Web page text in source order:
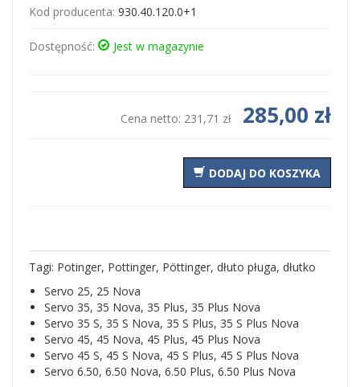
Kod producenta: 930.40.120.0+1
Dostępność: Jest w magazynie
Cena netto: 231,71 zł 285,00 zł
DODAJ DO KOSZYKA
Tagi: Potinger, Pottinger, Pöttinger, dłuto pługa, dłutko
Servo 25, 25 Nova
Servo 35, 35 Nova, 35 Plus, 35 Plus Nova
Servo 35 S, 35 S Nova, 35 S Plus, 35 S Plus Nova
Servo 45, 45 Nova, 45 Plus, 45 Plus Nova
Servo 45 S, 45 S Nova, 45 S Plus, 45 S Plus Nova
Servo 6.50, 6.50 Nova, 6.50 Plus, 6.50 Plus Nova